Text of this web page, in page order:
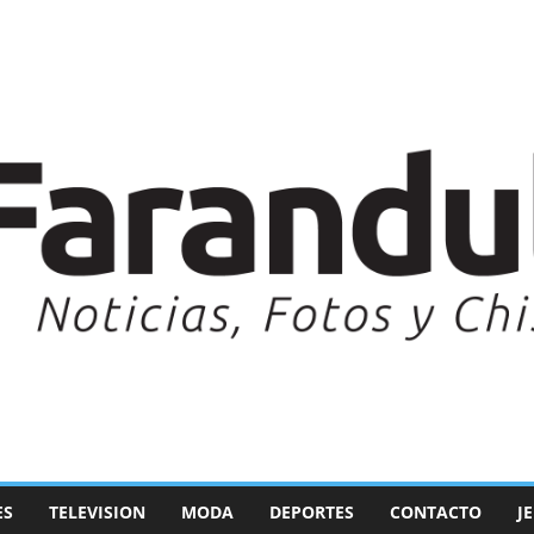
TELEVISION MODA DEPORTES CONTACTO